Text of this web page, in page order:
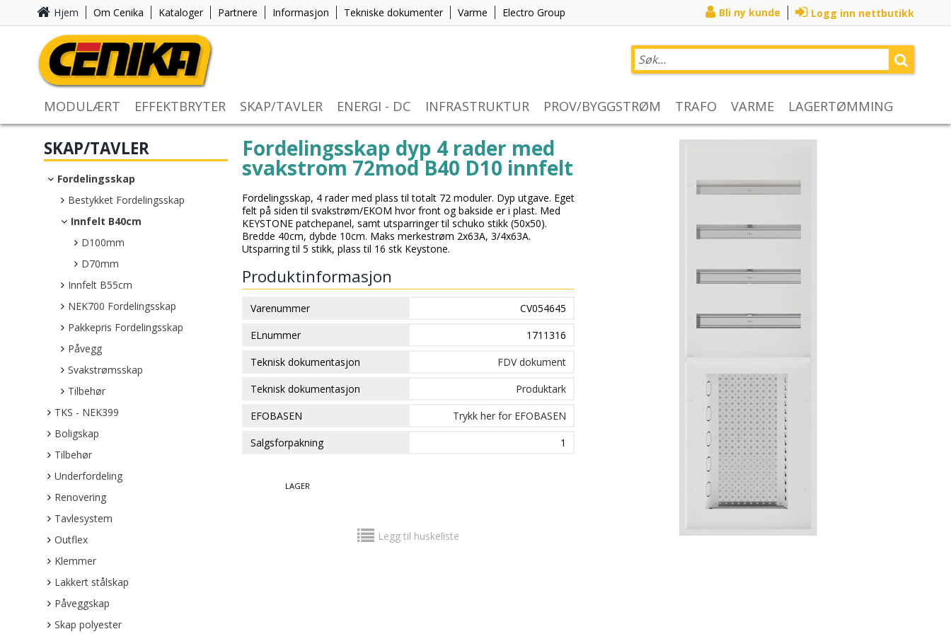
Hjem Om Cenika Kataloger Partnere Informasjon Tekniske dokumenter Varme Electro Group Bli ny kunde Logg inn nettbutikk
MODULÆRT EFFEKTBRYTER SKAP/TAVLER ENERGI - DC INFRASTRUKTUR PROV/BYGGSTRØM TRAFO VARME LAGERTØMMING
SKAP/TAVLER
Fordelingsskap
Bestykket Fordelingsskap
Innfelt B40cm
D100mm
D70mm
Innfelt B55cm
NEK700 Fordelingsskap
Pakkepris Fordelingsskap
Påvegg
Svakstrømsskap
Tilbehør
TKS - NEK399
Boligskap
Tilbehør
Underfordeling
Renovering
Tavlesystem
Outflex
Klemmer
Lakkert stålskap
Påveggskap
Skap polyester
Fordelingsskap dyp 4 rader med
svakstrom 72mod B40 D10 innfelt
Fordelingsskap, 4 rader med plass til totalt 72 moduler. Dyp utgave. Eget
felt på siden til svakstrøm/EKOM hvor front og bakside er i plast. Med
KEYSTONE patchepanel, samt utsparringer til schuko stikk (50x50).
Bredde 40cm, dybde 10cm. Maks merkestrøm 2x63A, 3/4x63A.
Utsparring til 5 stikk, plass til 16 stk Keystone.
Produktinformasjon
Varenummer
CV054645
ELnummer
1711316
Teknisk dokumentasjon
FDV dokument
Teknisk dokumentasjon
Produktark
EFOBASEN
Trykk her for EFOBASEN
Salgsforpakning
1
LAGER
Legg til huskeliste